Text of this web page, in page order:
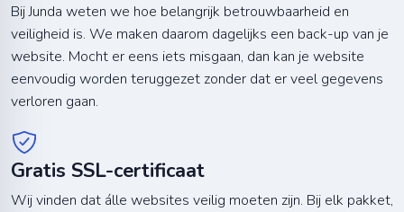
Bij Junda weten we hoe belangrijk betrouwbaarheid en
veiligheid is. We maken daarom dagelijks een back-up van je
website. Mocht er eens iets misgaan, dan kan je website
eenvoudig worden teruggezet zonder dat er veel gegevens
verloren gaan.
Gratis SSL-certificaat
Wij vinden dat álle websites veilig moeten zijn. Bij elk pakket,